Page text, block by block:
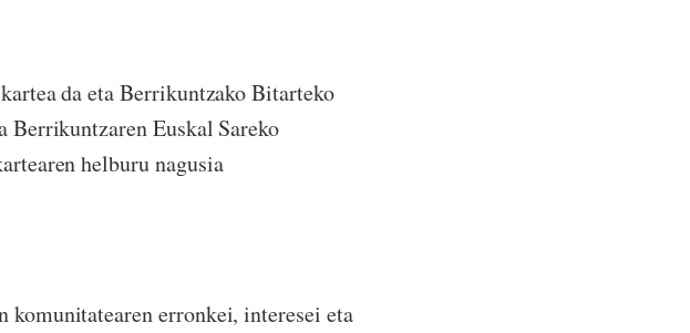
da eta Berrikuntzako Bitarteko
Berrikuntzaren Euskal Sareko
helburu nagusia
erronkei, interesei eta